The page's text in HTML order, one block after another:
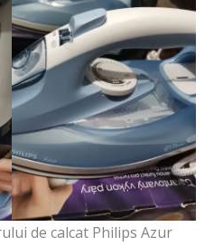
de calcat Philips Azur